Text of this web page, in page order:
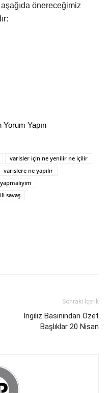
önereceğimiz
Yorum Yapın
varisler için ne yenilir ne içilir
varislere ne yapılır
savaş
Sonraki İçerik
İngiliz Basınından Özet
Başlıklar 20 Nisan